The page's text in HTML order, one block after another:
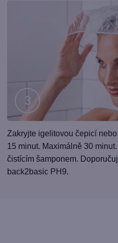
Krok
3
Zakryjte igelitovou čepicí
15 minut. Maximálně 30
čistícím šamponem.
back2basic PH9.